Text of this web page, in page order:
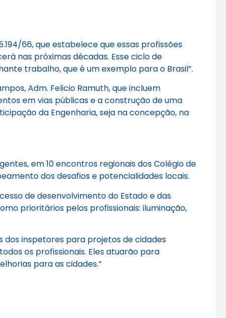
66, que estabelece que essas profissões
nas próximas décadas. Esse ciclo de
trabalho, que é um exemplo para o Brasil”.
Adm. Felicio Ramuth, que incluem
em vias públicas e a construção de uma
da Engenharia, seja na concepção, na
em 10 encontros regionais dos Colégio de
dos desafios e potencialidades locais.
de desenvolvimento do Estado e das
prioritários pelos profissionais: iluminação,
inspetores para projetos de cidades
os profissionais. Eles atuarão para
para as cidades.”